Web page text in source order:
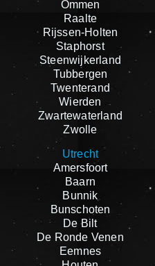
Ommen
Raalte
Rijssen-Holten
Staphorst
Steenwijkerland
Tubbergen
Twenterand
Wierden
Zwartewaterland
Zwolle
Utrecht
Amersfoort
Baarn
Bunnik
Bunschoten
De Bilt
De Ronde Venen
Eemnes